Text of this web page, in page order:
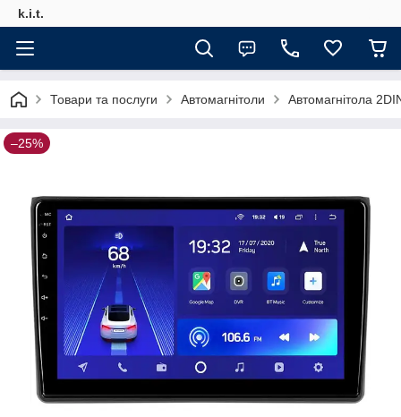
k.i.t.
Товари та послуги Автомагнітоли Автомагнітола
–25%